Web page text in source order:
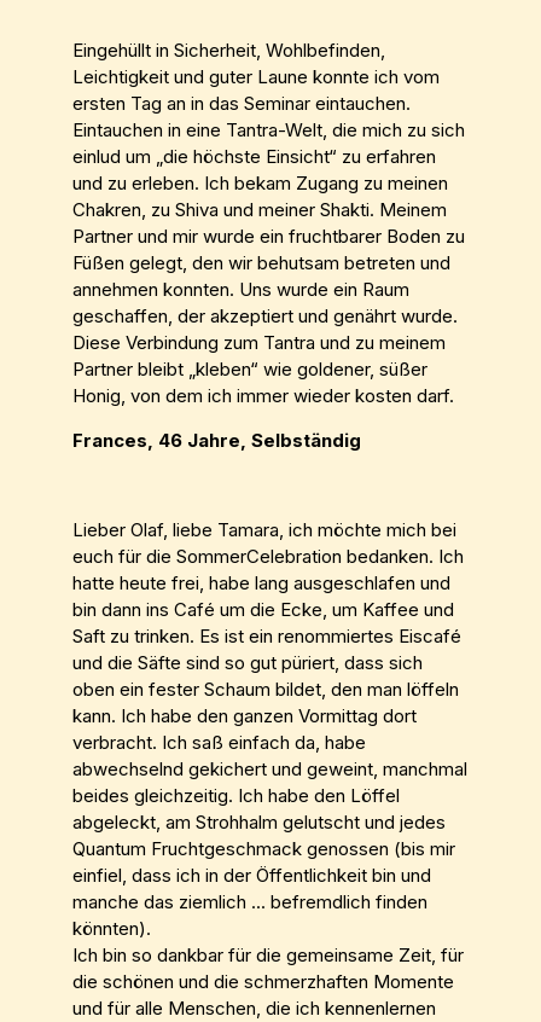
Eingehüllt in Sicherheit, Wohlbefinden,
Leichtigkeit und guter Laune konnte ich vom
ersten Tag an in das Seminar eintauchen.
Eintauchen in eine Tantra-Welt, die mich zu sich
einlud um „die höchste Einsicht“ zu erfahren
und zu erleben. Ich bekam Zugang zu meinen
Chakren, zu Shiva und meiner Shakti. Meinem
Partner und mir wurde ein fruchtbarer Boden zu
Füßen gelegt, den wir behutsam betreten und
annehmen konnten. Uns wurde ein Raum
geschaffen, der akzeptiert und genährt wurde.
Diese Verbindung zum Tantra und zu meinem
Partner bleibt „kleben“ wie goldener, süßer
Honig, von dem ich immer wieder kosten darf.
Frances, 46 Jahre, Selbständig
Lieber Olaf, liebe Tamara, ich möchte mich bei
euch für die SommerCelebration bedanken. Ich
hatte heute frei, habe lang ausgeschlafen und
bin dann ins Café um die Ecke, um Kaffee und
Saft zu trinken. Es ist ein renommiertes Eiscafé
und die Säfte sind so gut püriert, dass sich
oben ein fester Schaum bildet, den man löffeln
kann. Ich habe den ganzen Vormittag dort
verbracht. Ich saß einfach da, habe
abwechselnd gekichert und geweint, manchmal
beides gleichzeitig. Ich habe den Löffel
abgeleckt, am Strohhalm gelutscht und jedes
Quantum Fruchtgeschmack genossen (bis mir
einfiel, dass ich in der Öffentlichkeit bin und
manche das ziemlich ... befremdlich finden
könnten).
Ich bin so dankbar für die gemeinsame Zeit, für
die schönen und die schmerzhaften Momente
und für alle Menschen, die ich kennenlernen